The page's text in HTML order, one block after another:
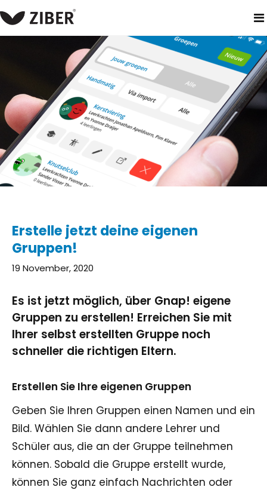
heim neuigkeiten erstelle jetzt deine eigenen gruppen!
Erstelle jetzt deine eigenen
Gruppen!
19 November, 2020
Es ist jetzt möglich, über Gnap! eigene
Gruppen zu erstellen! Erreichen Sie mit
Ihrer selbst erstellten Gruppe noch
schneller die richtigen Eltern.
Erstellen Sie Ihre eigenen Gruppen
Geben Sie Ihren Gruppen einen Namen und ein
Bild. Wählen Sie dann andere Lehrer und
Schüler aus, die an der Gruppe teilnehmen
können. Sobald die Gruppe erstellt wurde,
können Sie ganz einfach Nachrichten oder